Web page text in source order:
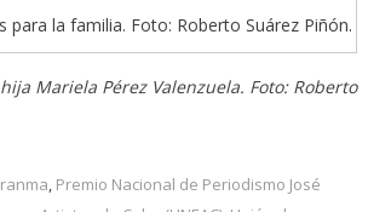
para la familia. Foto: Roberto Suárez Piñón.
Mariela Pérez Valenzuela. Foto: Roberto
, Premio Nacional de Periodismo José